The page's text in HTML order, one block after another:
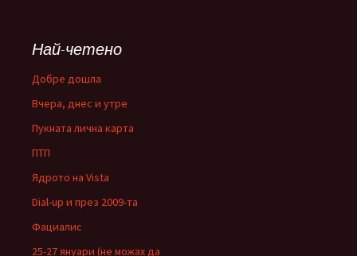
Най-четено
Добре дошла
Вчера, днес и утре
Пукната лична карта
ПТП
Ядрото на Vista
Dial-up и през 2009-та
Фациалис
25-27 януари (не можах да